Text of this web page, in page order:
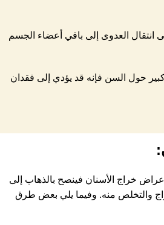
انتقال العدوى إلى باقي أعضاء الجسم
حول السن فإنه قد يؤدي إلى فقدان
خراج الأسنان فينصح بالذهاب إلى
والتخلص منه. وفيما يلي بعض طرق